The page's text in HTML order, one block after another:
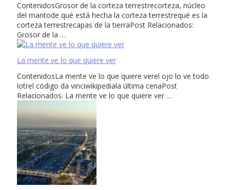
ContenidosGrosor de la corteza terrestrecorteza, núcleo
del mantode qué está hecha la corteza terrestrequé es la
corteza terrestrecapas de la tierraPost Relacionados:
Grosor de la …
La mente ve lo que quiere ver
ContenidosLa mente ve lo que quiere verel ojo lo ve todo
lotrel código da vinciwikipediala última cenaPost
Relacionados: La mente ve lo que quiere ver …